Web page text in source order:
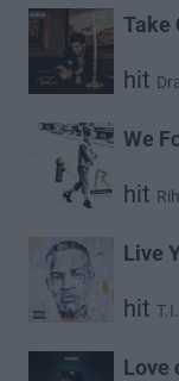
Take
hit
We
hit
Live
hit T.I.
Love